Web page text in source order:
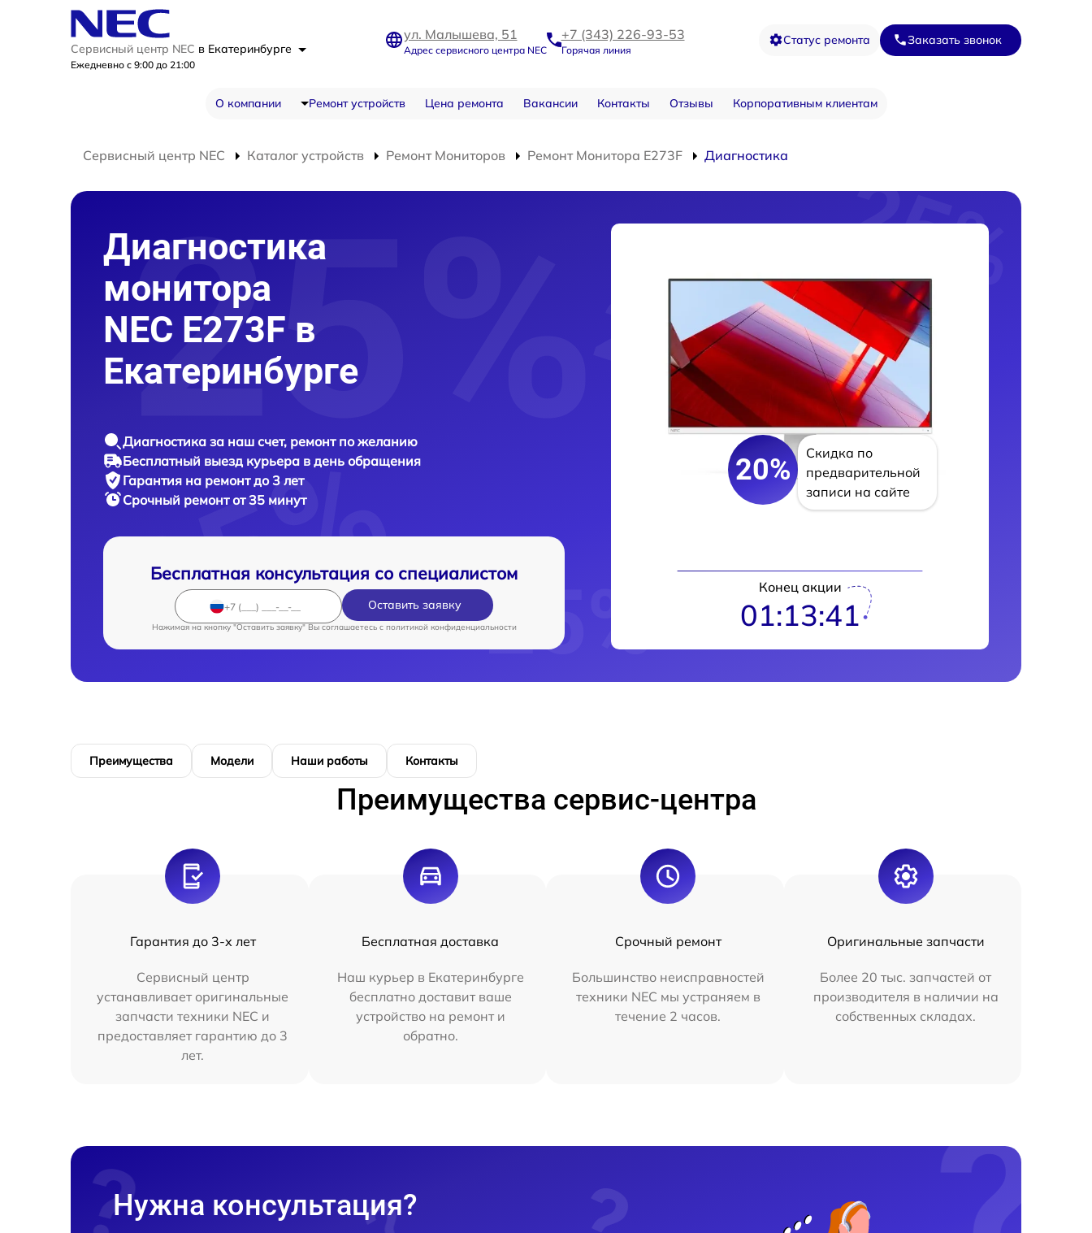
Сервисный центр NEC в Екатеринбурге
Ежедневно с 9:00 до 21:00
ул. Малышева, 51
Адрес сервисного центра NEC
+7 (343) 226-93-53
Горячая линия
Статус ремонта Заказать звонок
О компании Ремонт устройств Цена ремонта Вакансии Контакты Отзывы Корпоративным клиентам
Сервисный центр NEC Каталог устройств Ремонт Мониторов Ремонт Монитора E273F Диагностика
Диагностика
монитора
NEC E273F в
Екатеринбурге
Диагностика за наш счет, ремонт по желанию
Бесплатный выезд курьера в день обращения
Гарантия на ремонт до 3 лет
Срочный ремонт от 35 минут
Бесплатная консультация со специалистом
Оставить заявку
Нажимая на кнопку "Оставить заявку" Вы соглашаетесь c политикой конфиденциальности
20%
Скидка по
предварительной
записи на сайте
Конец акции
01:13:39
Преимущества Модели Наши работы Контакты
Преимущества сервис-центра
Гарантия до 3-х лет
Сервисный центр
устанавливает оригинальные
запчасти техники NEC и
предоставляет гарантию до 3
лет.
Бесплатная доставка
Наш курьер в Екатеринбурге
бесплатно доставит ваше
устройство на ремонт и
обратно.
Срочный ремонт
Большинство неисправностей
техники NEC мы устраняем в
течение 2 часов.
Оригинальные запчасти
Более 20 тыс. запчастей от
производителя в наличии на
собственных складах.
Нужна консультация?